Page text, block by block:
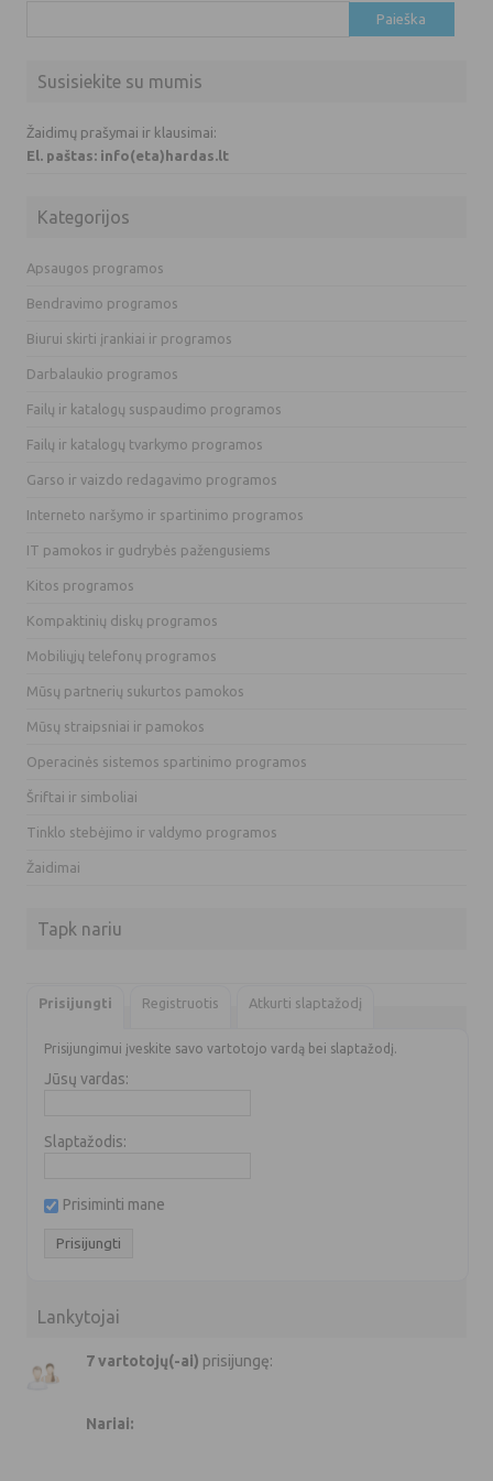
Susisiekite su mumis
Žaidimų prašymai ir klausimai:
El. paštas: info(eta)hardas.lt
Kategorijos
Apsaugos programos
Bendravimo programos
Biurui skirti įrankiai ir programos
Darbalaukio programos
Failų ir katalogų suspaudimo programos
Failų ir katalogų tvarkymo programos
Garso ir vaizdo redagavimo programos
Interneto naršymo ir spartinimo programos
IT pamokos ir gudrybės pažengusiems
Kitos programos
Kompaktinių diskų programos
Mobiliųjų telefonų programos
Mūsų partnerių sukurtos pamokos
Mūsų straipsniai ir pamokos
Operacinės sistemos spartinimo programos
Šriftai ir simboliai
Tinklo stebėjimo ir valdymo programos
Žaidimai
Tapk nariu
Prisijungti Registruotis Atkurti slaptažodį
Prisijungimui įveskite savo vartotojo vardą bei slaptažodį.
Jūsų vardas:
Slaptažodis:
Prisiminti mane
Lankytojai
7 vartotojų(-ai) prisijungę:
Nariai: